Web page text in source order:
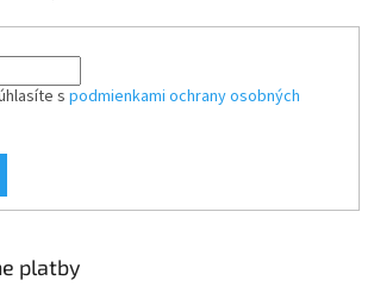
s podmienkami ochrany osobných
platby